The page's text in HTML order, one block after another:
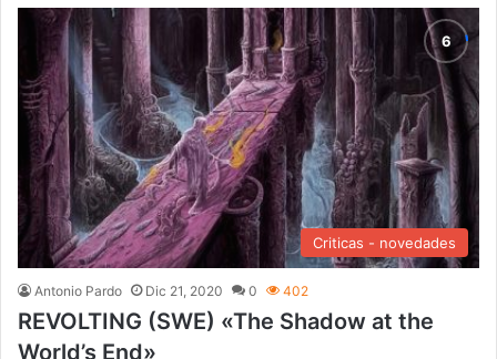
Criticas - novedades
Antonio Pardo Dic 21, 2020 0 402
REVOLTING (SWE) «The Shadow at the
World’s End»